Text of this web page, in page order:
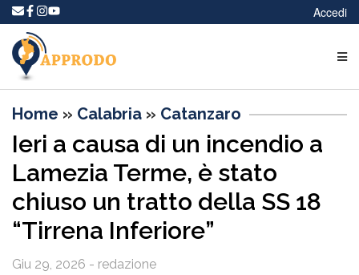
Accedi
Home » Calabria » Catanzaro
Ieri a causa di un incendio a
Lamezia Terme, è stato
chiuso un tratto della SS 18
“Tirrena Inferiore”
Giu 29, 2026 - redazione